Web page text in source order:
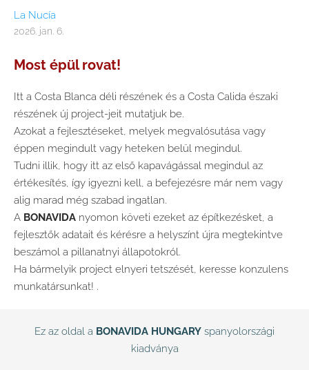
La Nucía
2026. jan. 6.
Most épül rovat!
Itt a Costa Blanca déli részének és a Costa Calida északi
részének új project-jeit mutatjuk be.
Azokat a fejlesztéseket, melyek megvalósutása vagy
éppen megindult vagy heteken belül megindul.
Tudni illik, hogy itt az első kapavágással megindul az
értékesítés, így igyezni kell, a befejezésre már nem vagy
alig marad még szabad ingatlan.
A BONAVIDA nyomon követi ezeket az építkezésket, a
fejlesztők adatait és kérésre a helyszínt újra megtekintve
beszámol a pillanatnyi állapotokról.
Ha bármelyik project elnyeri tetszését, keresse konzulens
munkatársunkat! .
Ez az oldal a BONAVIDA HUNGARY spanyolországi
kiadványa